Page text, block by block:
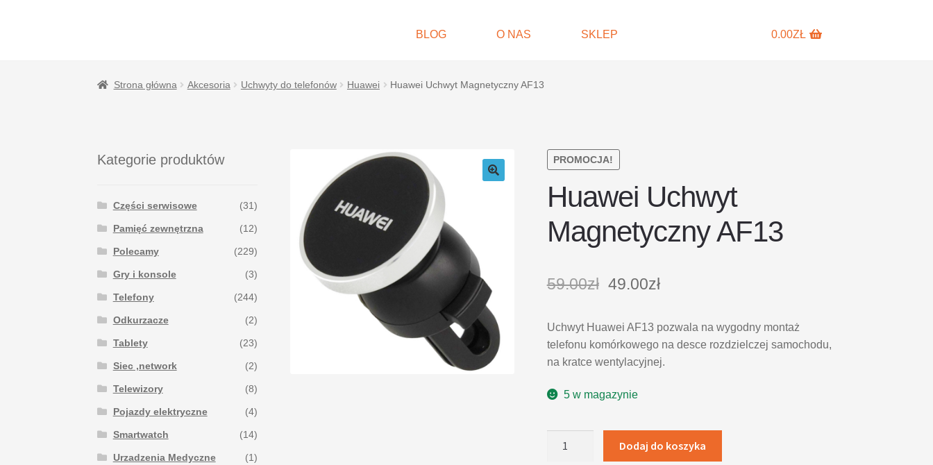
SKLEP
O NAS
BLOG 0.00ZŁ
Strona główna Akcesoria Uchwyty do telefonów Huawei Huawei Uchwyt Magnetyczny AF13
PROMOCJA!
Huawei Uchwyt
Magnetyczny AF13
59.00zł 49.00zł
Uchwyt Huawei AF13 pozwala na wygodny montaż
telefonu komórkowego na desce rozdzielczej samochodu,
na kratce wentylacyjnej.
5 w magazynie
Dodaj do koszyka
Kategorie produktów
Części serwisowe (31)
Pamięć zewnętrzna (12)
Polecamy (229)
Gry i konsole (3)
Telefony (244)
Odkurzacze (2)
Tablety (23)
Siec ,network (2)
Telewizory (8)
Pojazdy elektryczne (4)
Smartwatch (14)
Urzadzenia Medyczne (1)